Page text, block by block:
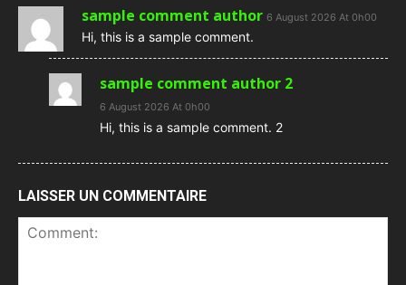
sample comment author 6 August 2026 At 0h00
Hi, this is a sample comment.
sample comment author 2
6 August 2026 At 0h00
Hi, this is a sample comment. 2
LAISSER UN COMMENTAIRE